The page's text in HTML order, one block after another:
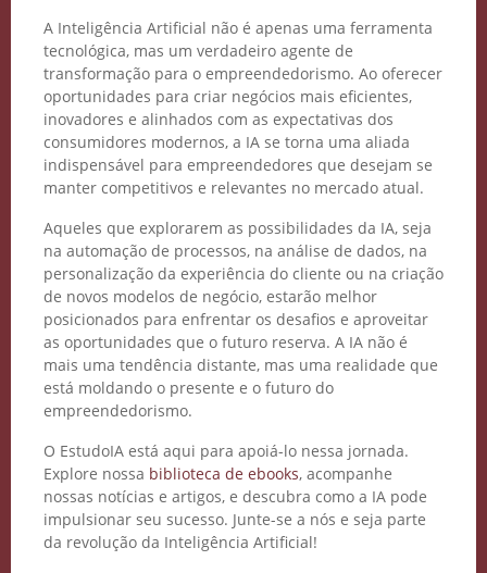
A Inteligência Artificial não é apenas uma ferramenta
tecnológica, mas um verdadeiro agente de
transformação para o empreendedorismo. Ao oferecer
oportunidades para criar negócios mais eficientes,
inovadores e alinhados com as expectativas dos
consumidores modernos, a IA se torna uma aliada
indispensável para empreendedores que desejam se
manter competitivos e relevantes no mercado atual.
Aqueles que explorarem as possibilidades da IA, seja
na automação de processos, na análise de dados, na
personalização da experiência do cliente ou na criação
de novos modelos de negócio, estarão melhor
posicionados para enfrentar os desafios e aproveitar
as oportunidades que o futuro reserva. A IA não é
mais uma tendência distante, mas uma realidade que
está moldando o presente e o futuro do
empreendedorismo.
O EstudoIA está aqui para apoiá-lo nessa jornada.
Explore nossa biblioteca de ebooks, acompanhe
nossas notícias e artigos, e descubra como a IA pode
impulsionar seu sucesso. Junte-se a nós e seja parte
da revolução da Inteligência Artificial!